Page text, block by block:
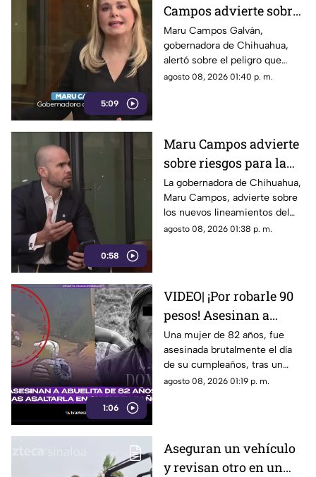
5:09
Campos advierte sobre
el uso de lineamientos
para sancionar a
medios y periodistas
Maru Campos Galván,
gobernadora de Chihuahua,
alertó sobre el peligro que
implican los nuevos
agosto 08, 2026 01:40 p. m.
0:58
Maru Campos advierte
sobre riesgos para la
libertad de expresión
La gobernadora de Chihuahua,
Maru Campos, advierte sobre
los nuevos lineamientos del
Gobierno Federal que
agosto 08, 2026 01:38 p. m.
1:06
VIDEO| ¡Por robarle 90
pesos! Asesinan a
abuelita de 82 años tras
asaltarla en su
cumpleaños
Una mujer de 82 años, fue
asesinada brutalmente el día
de su cumpleaños, tras un
asalto por solo 90 pesos.
agosto 08, 2026 01:19 p. m.
Aseguran un vehículo
y revisan otro en un